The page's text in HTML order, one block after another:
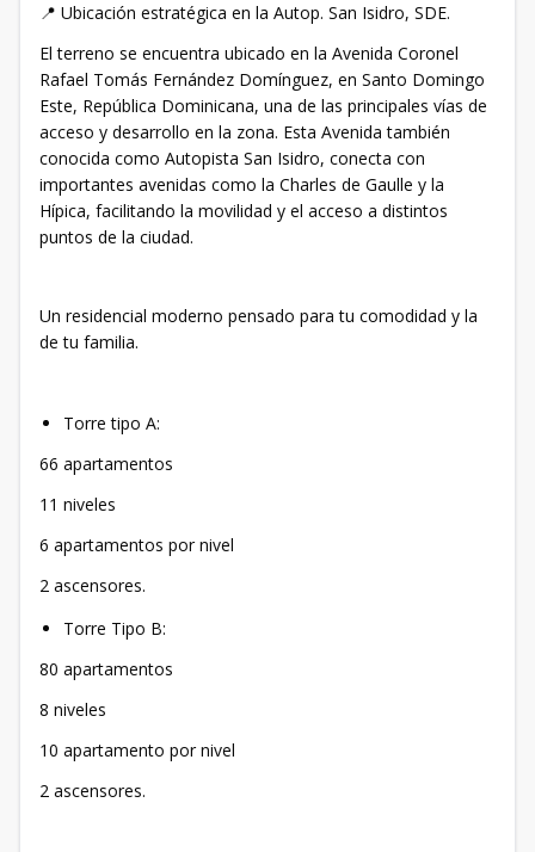
📍 Ubicación estratégica en la Autop. San Isidro, SDE.
El terreno se encuentra ubicado en la Avenida Coronel
Rafael Tomás Fernández Domínguez, en Santo Domingo
Este, República Dominicana, una de las principales vías de
acceso y desarrollo en la zona. Esta Avenida también
conocida como Autopista San Isidro, conecta con
importantes avenidas como la Charles de Gaulle y la
Hípica, facilitando la movilidad y el acceso a distintos
puntos de la ciudad.
Un residencial moderno pensado para tu comodidad y la
de tu familia.
Torre tipo A:
66 apartamentos
11 niveles
6 apartamentos por nivel
2 ascensores.
Torre Tipo B:
80 apartamentos
8 niveles
10 apartamento por nivel
2 ascensores.